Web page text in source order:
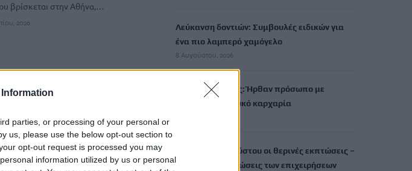
parties, or processing of your personal or
us, please use the below opt-out section to
opt-out request is processed you may
information utilized by us or personal
βρίσκεται στην Αθήνα,…
2026
Λεύκανση δοντιών: Συμβουλές ειδικών για
ένα πιο λαμπερό χαμόγελο
8 Αυγούστου, 2026
Τρόμος για δύτες: Ήρθαν πρόσωπο με
πρόσωπο με λευκό καρχαρία
Έως τις 31 Αυγούστου οι θερινές εκπτώσεις –
Ποιες οι υποχρεώσεις των επιχειρήσεων